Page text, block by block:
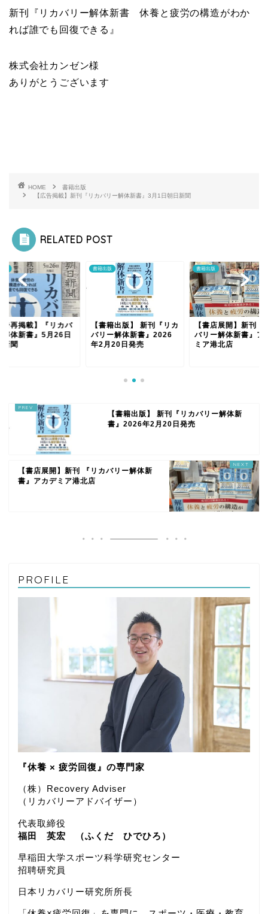
新刊『リカバリー解体新書 休養と疲労の構造がわか
れば誰でも回復できる』
株式会社カンゼン様
ありがとうございます
HOME
書籍出版
【広告掲載】新刊『リカバリー解体新書』3月1日朝日新聞
RELATED POST
告再掲載】『リカバ
解体新書』5月26日
新聞
書籍出版
【書籍出版】 新刊『リカ
バリー解体新書』2026
年2月20日発売
書籍出版
【書店展開】新刊
バリー解体新書』ア
ミア港北店
【書籍出版】 新刊『リカバリー解体新
書』2026年2月20日発売
【書店展開】新刊 『リカバリー解体新
書』アカデミア港北店
PROFILE
『休養 × 疲労回復』の専門家
（株）Recovery Adviser
（リカバリーアドバイザー）
代表取締役
福田 英宏 （ふくだ ひでひろ）
早稲田大学スポーツ科学研究センター
招聘研究員
日本リカバリー研究所所長